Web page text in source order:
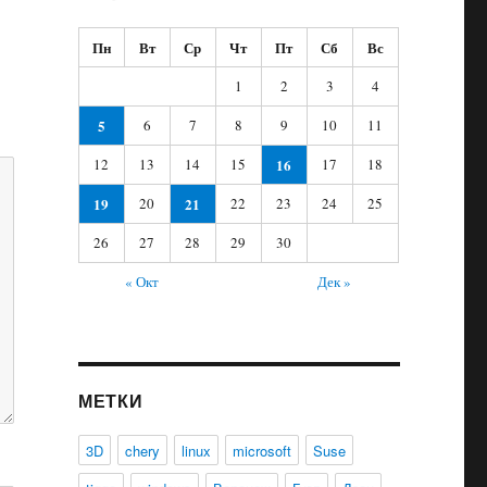
Пн Вт Ср Чт Пт Сб Вс
1 2 3 4
5 6 7 8 9 10
11
12
13 14 15 16 17 18
19 20 21 22 23 24
25
26
27 28 29
30
« Окт
Дек »
МЕТКИ
3D chery linux microsoft
Suse